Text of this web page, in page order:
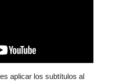
aplicar los subtítulos al